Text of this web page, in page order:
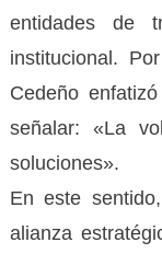
entidades de
institucional.
Cedeño
señalar: «La
soluciones».
En este
alianza